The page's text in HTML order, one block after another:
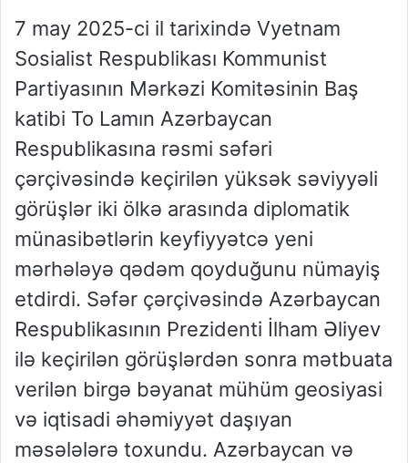
7 may 2025-ci il tarixində Vyetnam
Sosialist Respublikası Kommunist
Partiyasının Mərkəzi Komitəsinin Baş
katibi To Lamın Azərbaycan
Respublikasına rəsmi səfəri
çərçivəsində keçirilən yüksək səviyyəli
görüşlər iki ölkə arasında diplomatik
münasibətlərin keyfiyyətcə yeni
mərhələyə qədəm qoyduğunu nümayiş
etdirdi. Səfər çərçivəsində Azərbaycan
Respublikasının Prezidenti İlham Əliyev
ilə keçirilən görüşlərdən sonra mətbuata
verilən birgə bəyanat mühüm geosiyasi
və iqtisadi əhəmiyyət daşıyan
məsələlərə toxundu. Azərbaycan və